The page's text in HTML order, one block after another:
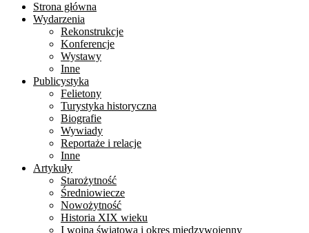
Strona główna
Wydarzenia
Rekonstrukcje
Konferencje
Wystawy
Inne
Publicystyka
Felietony
Turystyka historyczna
Biografie
Wywiady
Reportaże i relacje
Inne
Artykuły
Starożytność
Średniowiecze
Nowożytność
Historia XIX wieku
I wojna światowa i okres międzywojenny